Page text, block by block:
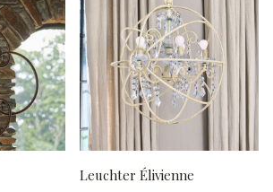
Leuchter Élivienne